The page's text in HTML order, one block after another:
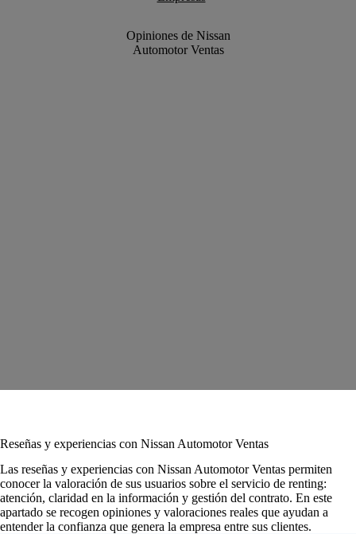
Opiniones de Nissan
Automotor Ventas
Reseñas y experiencias con Nissan Automotor Ventas
Las reseñas y experiencias con Nissan Automotor Ventas permiten
conocer la valoración de sus usuarios sobre el servicio de renting:
atención, claridad en la información y gestión del contrato. En este
apartado se recogen opiniones y valoraciones reales que ayudan a
entender la confianza que genera la empresa entre sus clientes.